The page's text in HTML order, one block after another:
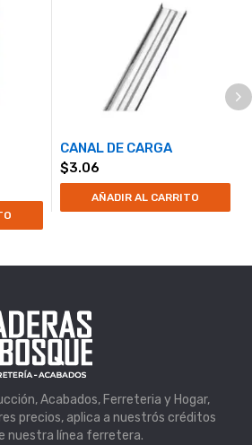
CANAL DE CARGA
$3.06
AÑADIR AL CARRITO
Acabados, Ferreteria y Hogar,
precios, aplica a nuestrós créditos
nuestra línea ferretera.